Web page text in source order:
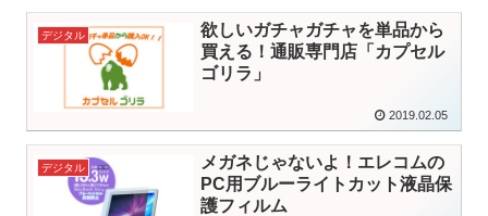
デジタル
欲しいガチャガチャを単品から
買える！通販専門店「カプセル
ゴリラ」
2019.02.05
デジタル
メガネじゃないよ！エレコムの
PC用ブルーライトカット液晶保
護フィルム